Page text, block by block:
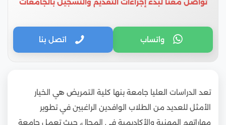
تواصل معنا لبدء إجراءات التقديم والتسجيل بالجامعات
واتساب اتصل بنا
تعد الدراسات العليا جامعة بنها كلية التمريض هي الخيار
الأمثل للعديد من الطلاب الوافدين الراغبين في تطوير
مهاراتهم المهنية والأكاديمية في المجال، حيث تعمل جامعة